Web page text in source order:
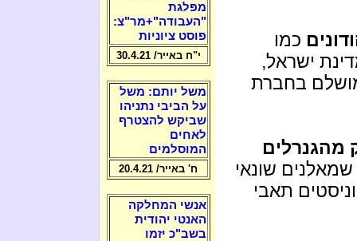
כמו
ישראל,
בחברת
מהגנרלים
שונאי
תאבי
מפלגת
"העבודה"+מר"צ:
פוסט ציוניות
י"ח באייר/ 30.4.21
משל יותם: משל
על הביבי נתניהו
שביקש להצטרף
לאחים
המוסלמים
ח' באייר/ 20.4.21
אנשי המחלקה
האנטי יהודית
בשב"כ יזמו